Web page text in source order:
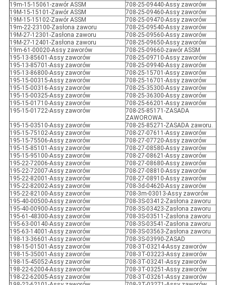
19m-15-15061-zawór ASSM
708-25-09440-Assy zaworów
19M-15-15101-Zawór ASSM
708-25-09460-Assy zaworów
19M-15-15102-Zawór ASSM
708-25-09470-Assy zaworów
19m-22-23100-Zasłona zaworu
708-25-09540-Assy zaworów
19M-27-12301-Zasłona zaworu
708-25-09560-Assy zaworów
19M-27-12401-Zasłona zaworu
708-25-09650-Assy zaworów
19m-61-00020-Assy zaworów
708-25-09660-zawór ASSM
195-13-85601-Assy zaworów
708-25-09710-Assy zaworów
195-13-85701-Assy zaworów
708-25-09940-Assy zaworów
195-13-86800-Assy zaworów
708-25-15701-Assy zaworów
195-15-00315-Assy zaworów
708-25-16701-Assy zaworów
195-15-00316-Assy zaworów
708-25-35300-Assy zaworów
195-15-00325-Assy zaworów
708-25-36300-Assy zaworów
195-15-01710-Assy zaworów
708-25-66201-Assy zaworów
195-15-01722-Assy zaworów
708-25-85171-ZASADA
ZAWOROWA.
195-15-03510-Assy zaworów
708-25-85271-ZASADA zaworu.
195-15-75102-Assy zaworów
708-27-07611-Assy zaworów
195-15-75506-Assy zaworów
708-27-07720-Assy zaworów
195-15-85101-Assy zaworów
708-27-08580-Assy zaworów
195-15-95100-Assy zaworów
708-27-08621-Assy zaworów
195-22-72006-Assy zaworów
708-27-08680-Assy zaworów
195-22-72007-Assy zaworów
708-27-08810-Assy zaworów
195-22-82001-Assy zaworów
708-27-08910-Assy zaworów
195-22-82002-Assy zaworów
708-3d-04620-Assy zaworów
195-22-82100-Assy zaworów
708-3m-03013-Assy zaworów
195-40-00500-Assy zaworów
708-3S-03412-Zasłona zaworu
195-40-00900-Assy zaworów
708-3S-03423-Zasłona zaworu
195-61-48300-Assy zaworów
708-3S-03511-Zasłona zaworu
195-63-00140-Assy zaworów
708-3S-03541-Zasłona zaworu
195-63-14001-Assy zaworów
708-3S-03563-Zasłona zaworu
198-13-36601-Assy zaworów
708-3S-03990-ZASAD
198-15-01501-Assy zaworów
708-3T-03214-Assy zaworów
198-15-35001-Assy zaworów
708-3T-03223-Assy zaworów
198-15-45052-Assy zaworów
708-3T-03241-Assy zaworów
198-22-62004-Assy zaworów
708-3T-03251-Assy zaworów
198-22-62005-Assy zaworów
708-3T-03261-Assy zaworów